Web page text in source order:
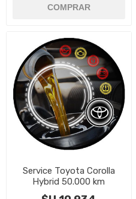
Service Toyota Corolla
Hybrid 50.000 km